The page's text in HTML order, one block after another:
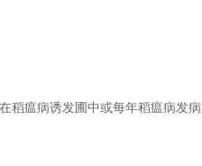
稻瘟病诱发圃中或每年稻瘟病发